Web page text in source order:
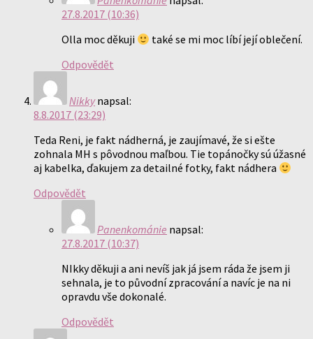
27.8.2017 (10:36)
Olla moc děkuji
také se mi moc líbí její oblečení.
Odpovědět
Nikky napsal:
8.8.2017 (23:29)
Teda Reni, je fakt nádherná, je zaujímavé, že si ešte
zohnala MH s pôvodnou maľbou. Tie topánočky sú úžasné
aj kabelka, ďakujem za detailné fotky, fakt nádhera
Odpovědět
Panenkománie napsal:
27.8.2017 (10:37)
NIkky děkuji a ani nevíš jak já jsem ráda že jsem ji
sehnala, je to původní zpracování a navíc je na ni
opravdu vše dokonalé.
Odpovědět